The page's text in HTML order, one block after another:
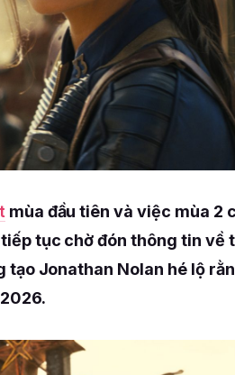
mùa đầu tiên và việc mùa 2
tục chờ đón thông tin về
tạo Jonathan Nolan hé lộ